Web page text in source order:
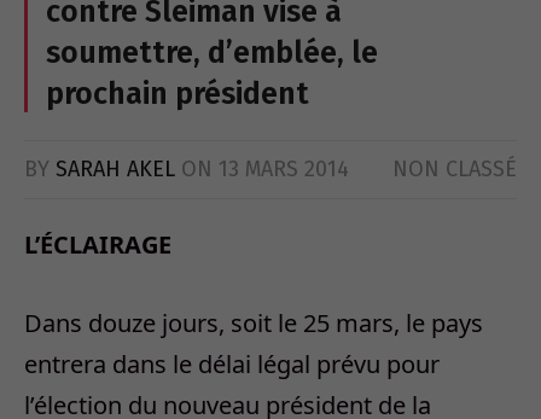
contre Sleiman vise à
soumettre, d’emblée, le
prochain président
BY SARAH AKEL ON 13 MARS 2014 NON CLASSÉ
L’ÉCLAIRAGE
Dans douze jours, soit le 25 mars, le pays
entrera dans le délai légal prévu pour
l’élection du nouveau président de la